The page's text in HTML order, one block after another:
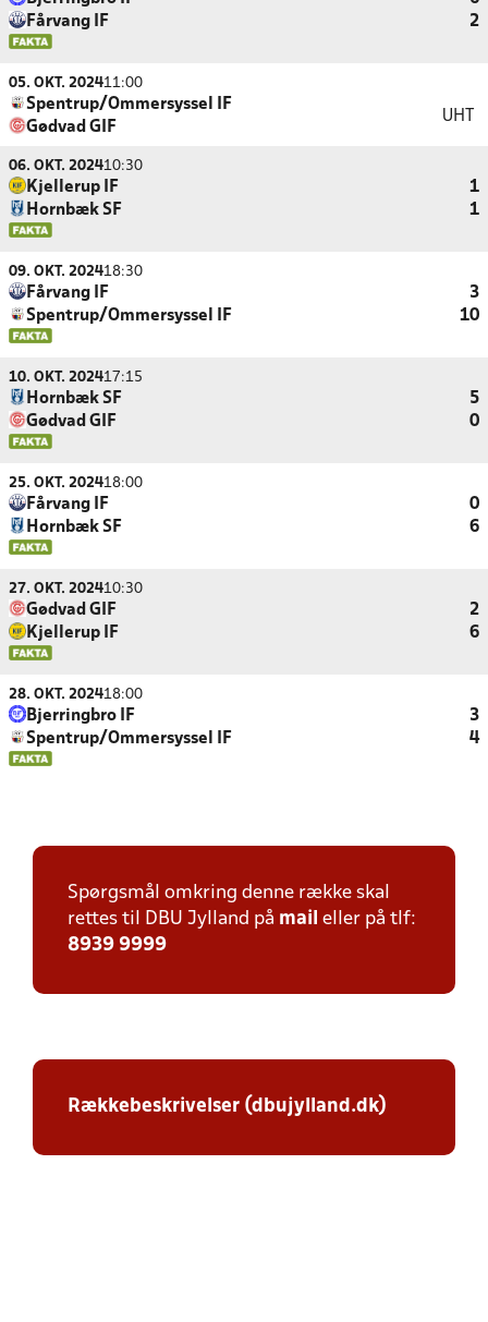
Fårvang IF
2
05. OKT. 202411:00
Spentrup/Ommersyssel IF
Gødvad GIF
UHT
06. OKT. 202410:30
Kjellerup IF
1
Hornbæk SF
1
09. OKT. 202418:30
Fårvang IF
3
Spentrup/Ommersyssel IF
10
10. OKT. 202417:15
Hornbæk SF
5
Gødvad GIF
0
25. OKT. 202418:00
Fårvang IF
0
Hornbæk SF
6
27. OKT. 202410:30
Gødvad GIF
2
Kjellerup IF
6
28. OKT. 202418:00
Bjerringbro IF
3
Spentrup/Ommersyssel IF
4
Spørgsmål omkring denne række skal
rettes til DBU Jylland på mail eller på tlf:
8939 9999
Rækkebeskrivelser (dbujylland.dk)